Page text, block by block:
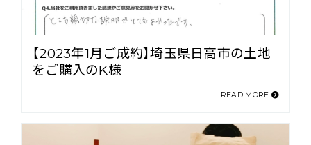
【2023年1月ご成約】埼玉県日高市の土地
をご購入のK様
READ MORE